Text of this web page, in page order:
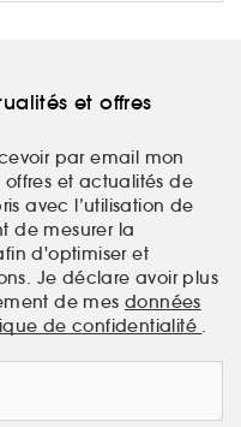
et offres
par email mon
et actualités de
avec l’utilisation de
de mesurer la
d'optimiser et
Je déclare avoir plus
de mes données
de confidentialité .